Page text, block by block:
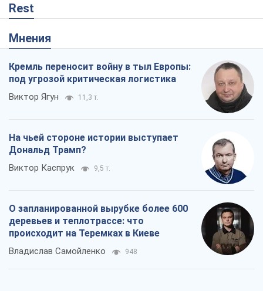
Rest
Мнения
Кремль переносит войну в тыл Европы:
под угрозой критическая логистика
Виктор Ягун 11,3 т.
На чьей стороне истории выступает
Дональд Трамп?
Виктор Каспрук 9,5 т.
О запланированной вырубке более 600
деревьев и теплотрассе: что
происходит на Теремках в Киеве
Владислав Самойленко 948